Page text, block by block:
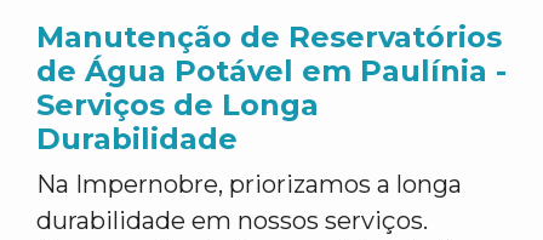
Manutenção de Reservatórios
de Água Potável em Paulínia -
Serviços de Longa
Durabilidade
Na Impernobre, priorizamos a longa
durabilidade em nossos serviços.